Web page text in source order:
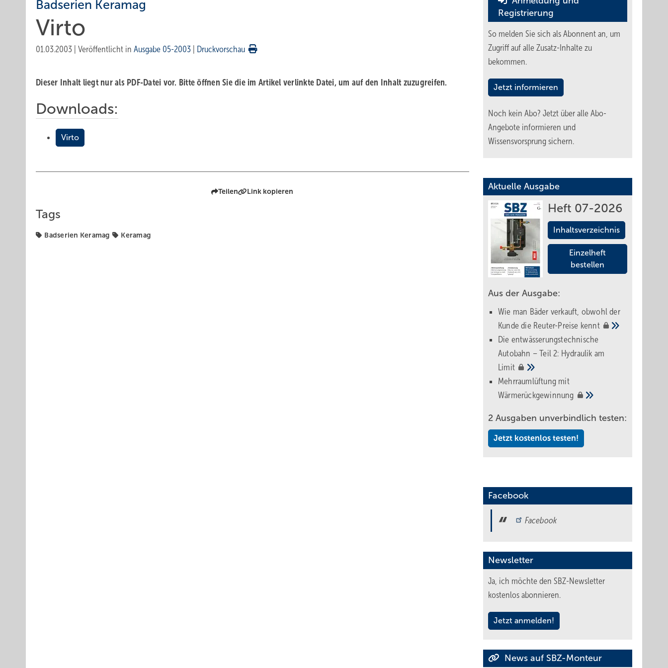
Badserien Keramag
Virto
01.03.2003 Veröffentlicht in Ausgabe 05-2003 Druckvorschau
Dieser Inhalt liegt nur als PDF-Datei vor. Bitte öffnen Sie die im Artikel verlinkte Datei, um auf den Inhalt zuzugreifen.
Downloads:
Virto
Teilen Link kopieren
Tags
Badserien Keramag Keramag
Registrierung
So melden Sie sich als Abonnent an, um
Zugriff auf alle Zusatz-Inhalte zu
bekommen.
Jetzt informieren
Noch kein Abo? Jetzt über alle Abo-
Angebote informieren und
Wissensvorsprung sichern.
Aktuelle Ausgabe
Heft 07-2026
Inhaltsverzeichnis
Einzelheft
bestellen
Aus der Ausgabe:
Wie man Bäder verkauft, obwohl der
Kunde die Reuter-Preise kennt
Die entwässerungstechnische
Autobahn – Teil 2: Hydraulik am
Limit
Mehrraumlüftung mit
Wärmerückgewinnung
2 Ausgaben unverbindlich testen:
Jetzt kostenlos testen!
Facebook
Facebook
Newsletter
Ja, ich möchte den SBZ-Newsletter
kostenlos abonnieren.
Jetzt anmelden!
News auf SBZ-Monteur